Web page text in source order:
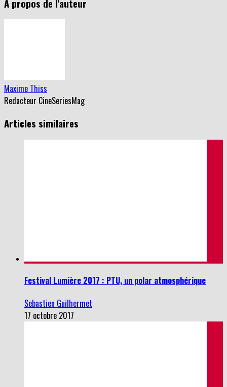
Maxime Thiss
Redacteur CineSeriesMag
17 octobre 2017